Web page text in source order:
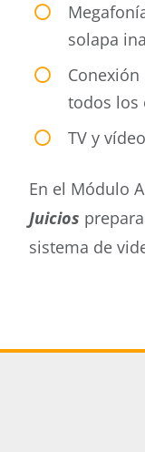
solapa
Conexión
todos los
TV y
En el Módulo
Juicios
sistema de